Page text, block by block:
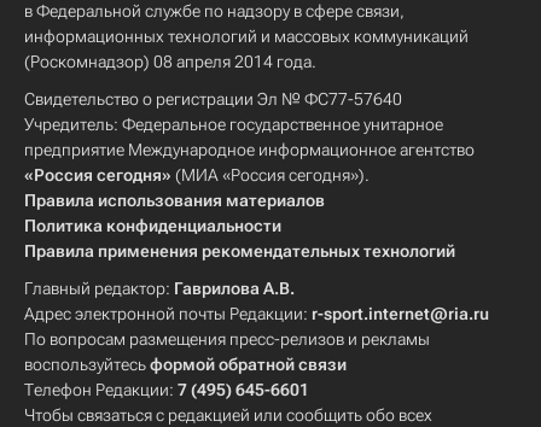
в Федеральной службе по надзору в сфере связи,
информационных технологий и массовых коммуникаций
(Роскомнадзор) 08 апреля 2014 года.
Свидетельство о регистрации Эл № ФС77-57640
Учредитель: Федеральное государственное унитарное
предприятие Международное информационное агентство
«Россия сегодня» (МИА «Россия сегодня»).
Правила использования материалов
Политика конфиденциальности
Правила применения рекомендательных технологий
Главный редактор: Гаврилова А.В.
Адрес электронной почты Редакции: r-sport.internet@ria.ru
По вопросам размещения пресс-релизов и рекламы
воспользуйтесьформой обратной связи
Телефон Редакции: 7 (495) 645-6601
Чтобы связаться с редакцией или сообщить обо всех